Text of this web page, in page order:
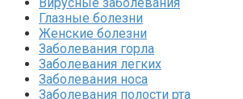
Глазные болезни
Женские болезни
Заболевания горла
Заболевания легких
Заболевания носа
Заболевания полости рта